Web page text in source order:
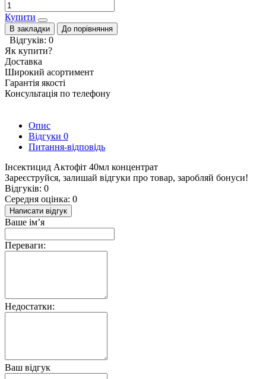
Купити
В закладки До порівняння
Відгуків: 0
Як купити?
Доставка
Широкий асортимент
Гарантія якості
Консультація по телефону
Опис
Відгуки 0
Питання-відповідь
Інсектицид Актофіт 40мл концентрат
Зареєструйся, залишай відгуки про товар, заробляй бонуси!
Відгуків: 0
Середня оцінка: 0
Написати відгук
Ваше ім’я
Переваги:
Недостатки:
Ваш відгук